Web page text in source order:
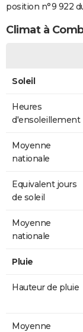
position n°9 922
Climat à
Soleil
Heures
d'ensoleillement
Moyenne
nationale
Equivalent jours
de soleil
Moyenne
nationale
Pluie
Hauteur de pluie
Moyenne